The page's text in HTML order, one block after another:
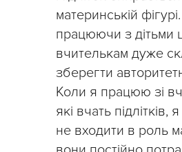
материнській
працюючи з дітьми
вчителькам дуже
зберегти
Коли я працюю зі
які вчать підлітків,
не входити в роль